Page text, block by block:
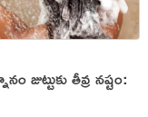
జుట్టుకు తీవ్ర నష్టం: